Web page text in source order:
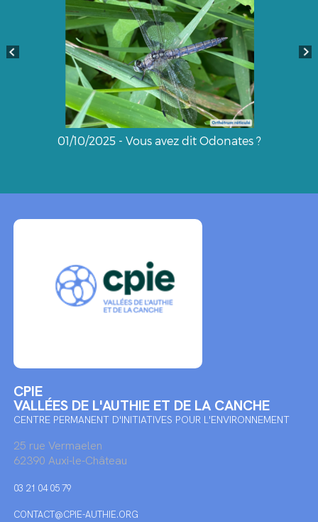
01/10/2025 - Vous avez dit Odonates ?
CPIE
VALLÉES DE L'AUTHIE ET DE LA CANCHE
CENTRE PERMANENT D'INITIATIVES POUR L'ENVIRONNEMENT
25 rue Vermaelen
62390 Auxi-le-Château
03 21 04 05 79
CONTACT@CPIE-AUTHIE.ORG